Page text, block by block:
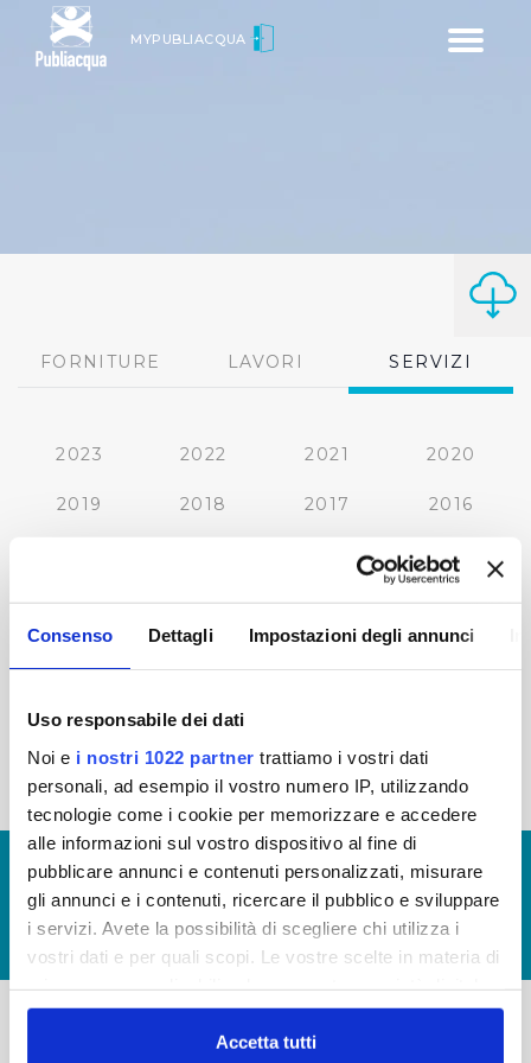
Consenso Dettagli Impostazioni degli annunci
Uso responsabile dei dati
Noi e i nostri 1022 partner trattiamo i vostri dati
personali, ad esempio il vostro numero IP, utilizzando
tecnologie come i cookie per memorizzare e accedere
alle informazioni sul vostro dispositivo al fine di
pubblicare annunci e contenuti personalizzati, misurare
gli annunci e i contenuti, ricercare il pubblico e sviluppare
i servizi. Avete la possibilità di scegliere chi utilizza i
vostri dati e per quali scopi. Le vostre scelte in materia di
in cui avete effettuato le vostre scelte. È possibile
modificare o revocare il proprio consenso in qualsiasi
Accetta tutti
Toggle
MYPUBLIACQUA
FORNITURE LAVORI SERVIZI
2023 2022 2021 2020
2019 2018 2017 2016
2012
2011 2010 2009 2008
« prima ‹ precedente 1 2
© Copyright 2017 - 2026
GLOSSARIO
GIUDICA IL SERVIZIO
LAVORA CON NOI